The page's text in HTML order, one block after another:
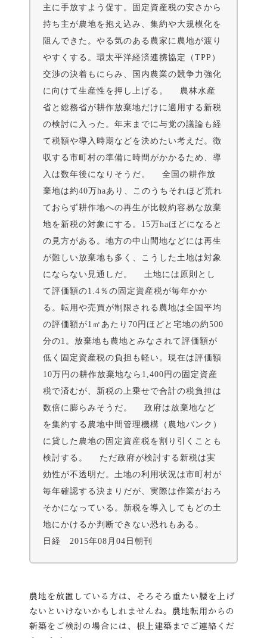
主に手放すよう促す。固定資産税の安さから
持ち主が農地を抱え込み、集約や大規模化を
阻んできた。やる気のある農家に農地が渡り
やすくする。環太平洋経済連携協定（TPP）
交渉の決着もにらみ、国内農業の競争力強化
に向けて生産性を押し上げる。 農林水産
省と総務省が耕作放棄地だけに適用する新税
の検討に入った。年末までに与党の議論も経
て税額や導入時期などを決めたい考えだ。徴
収する市町村の準備に時間がかかるため、導
入は数年後になりそうだ。 全国の耕作放
棄地は約40万haあり、このうちそれほど荒れ
ておらず耕作地への再生が比較約容易な放棄
地を新税の対象にする。15万haほどになると
の見方がある。地方の中山間地などには再生
が難しい放棄地も多く、こうした土地は対象
にならない見通しだ。 土地には原則とし
て評価額の1.4％の固定資産税が毎年かか
る。転用や売買が制限される農地は全国平均
の評価額が1㎡あたり70円ほどと宅地の約500
分の1。放棄地も農地とみなされて評価額が
低く固定資産税の負担も軽い。現在は評価額
10万円の耕作放棄地なら1,400円の固定資産
税で済むが、新税の上乗せで合計の税負担は
数倍に膨らみそうだ。 政府は放棄地など
を集約する農地中間管理機構（農地バンク）
に貸した農地の固定資産税を割り引くことも
検討する。 ただ政府が検討する新税は実
効性が不透明だ。土地の利用状況は市町村が
毎年確認する決まりだが、実際は作業がおろ
そかになっている。新税を導入してもどの土
地にかけるか判断できない恐れもある。
日経 2015年08月04日朝刊
農地を放置している方は、そろそろ重たい腰を上げ
ないといけないかもしれませんね。農地転用からの
新築をご検討の場合には、根上建築までご連絡くだ